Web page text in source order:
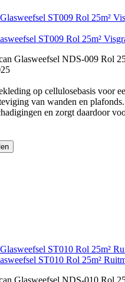
ST009 Rol 25m²
Glasweefsel NDS-009 Rol
op cellulosebasis voor
van wanden en
en zorgt daardoor
ST010 Rol 25m²